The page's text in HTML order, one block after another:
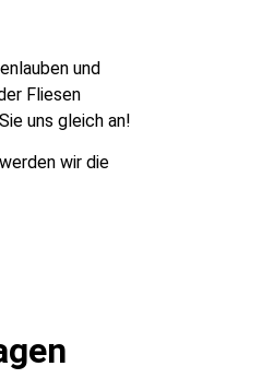
und
Fliesen
uns gleich an!
wir die